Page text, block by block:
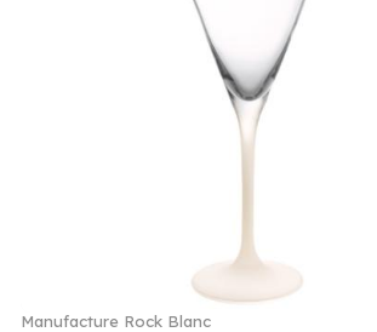
Manufacture Rock Blanc